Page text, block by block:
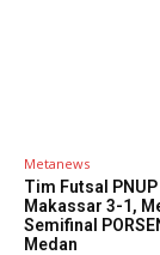
Metanews
Tim Futsal
Makassar 3-1,
Semifinal
Medan